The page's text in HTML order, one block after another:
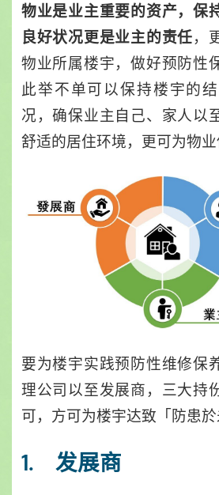
物业是业主重要的资产，保
良好状况更是业主的责任，
物业所属楼宇，做好预防性
此举不单可以保持楼宇的
况，确保业主自己、家人以
舒适的居住环境，更可为物业
要为楼宇实践预防性维修保
理公司以至发展商，三大持
可，方可为楼宇达致「防患於
1. 发展商